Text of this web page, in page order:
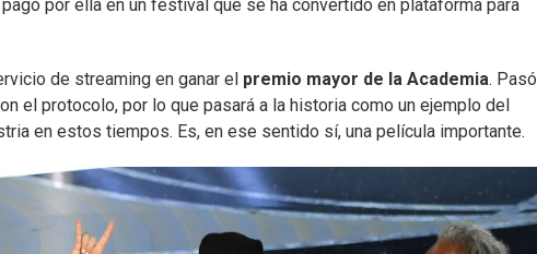
por ella en un festival que se ha convertido en plataforma para
de streaming en ganar el premio mayor de la Academia. Pasó
el protocolo, por lo que pasará a la historia como un ejemplo del
en estos tiempos. Es, en ese sentido sí, una película importante.